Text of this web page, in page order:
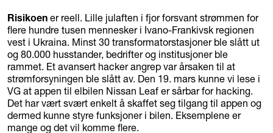
Risikoen er reell. Lille julaften i fjor forsvant strømmen for
flere hundre tusen mennesker i Ivano-Frankivsk regionen
vest i Ukraina. Minst 30 transformatorstasjoner ble slått ut
og 80.000 husstander, bedrifter og institusjoner ble
rammet. Et avansert hacker angrep var årsaken til at
strømforsyningen ble slått av. Den 19. mars kunne vi lese i
VG at appen til elbilen Nissan Leaf er sårbar for hacking.
Det har vært svært enkelt å skaffet seg tilgang til appen og
dermed kunne styre funksjoner i bilen. Eksemplene er
mange og det vil komme flere.